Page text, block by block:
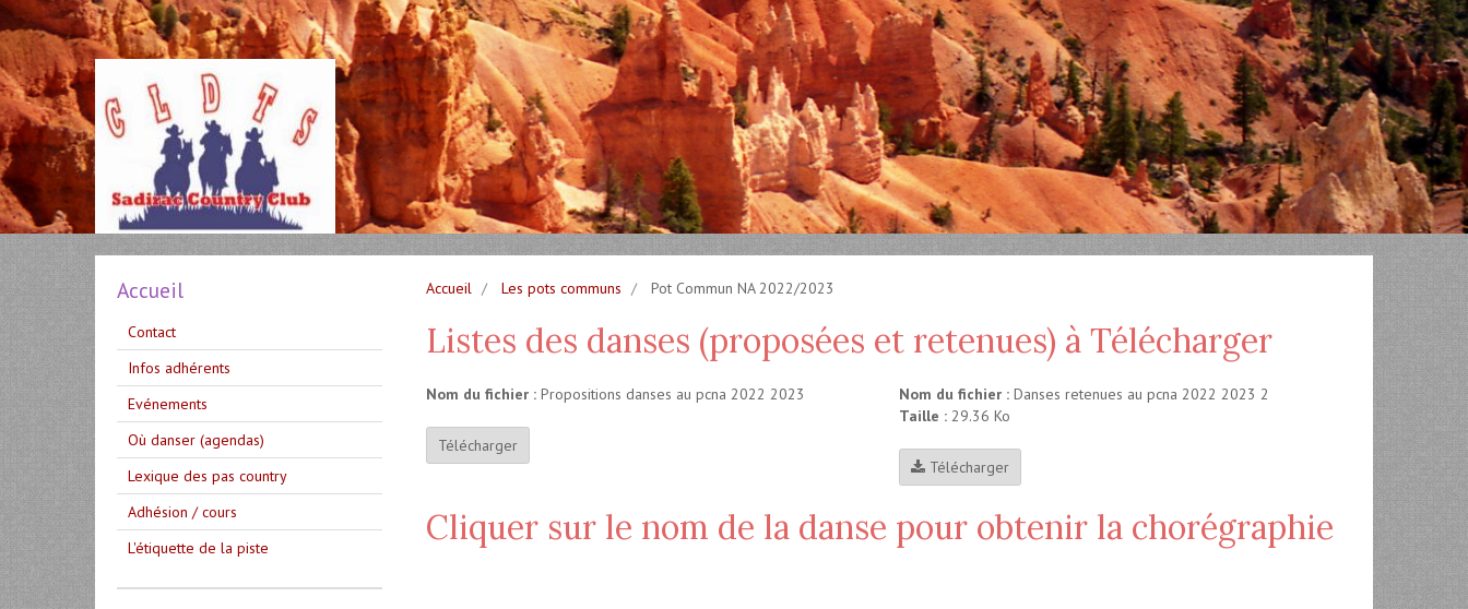
Accueil Les pots communs Pot Commun NA 2022/2023
Listes des danses (proposées et retenues) à Télécharger
Nom du fichier :Propositions danses au pcna 2022 2023
Télécharger
Nom du fichier : Danses retenues au pcna 2022 2023 2
Taille : 29.36 Ko
Télécharger
Cliquer sur le nom de la danse pour obtenir la chorégraphie
Accueil
Contact
Infos adhérents
Evénements
Où danser (agendas)
Lexique des pas country
Adhésion / cours
L'étiquette de la piste